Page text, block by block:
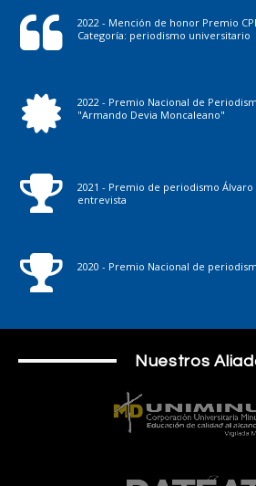
2022 - Mención de honor Premio
Categoría: periodismo universitario
2022 - Premio Nacional de
"Armando Devia Moncaleano"
2021 - Premio de periodismo
entrevista
2020 - Premio Nacional de
Nuestros